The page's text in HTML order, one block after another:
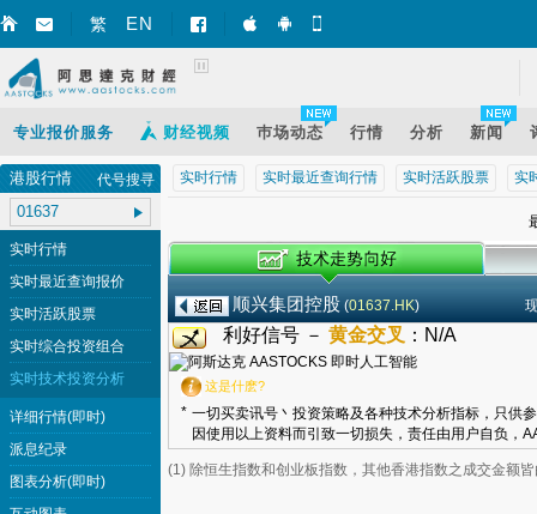
繁 EN 智财迅 (iPhone)
智财迅 (Android)
专业报价服务 财经视频 巿场动态 行情 分析 新闻
实时行情 实时最近查询行情 实时活跃股票 实
顺兴集团控股 (01637.HK)
利好信号 － 黄金交叉 ： N/A
这是什麽?
* 一切买卖讯号丶投资策略及各种技术分析指标，只供
因使用以上资料而引致一切损失，责任由用户自负，
(1) 除恒生指数和创业板指数，其他香港指数之成交金额
港股行情 代号搜寻
实时行情
实时最近查询报价
实时活跃股票
实时综合投资组合
实时技术投资分析
详细行情(即时)
派息纪录
图表分析(即时)